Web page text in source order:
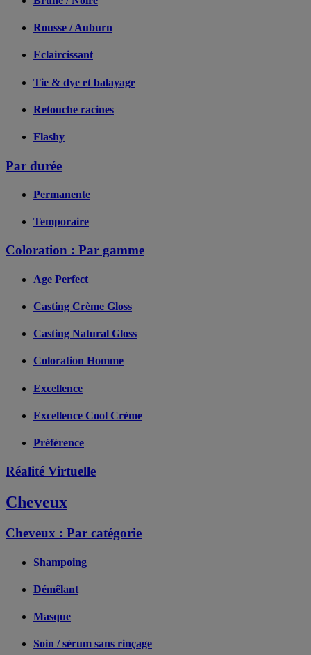
Rousse / Auburn
Eclaircissant
Tie & dye et balayage
Retouche racines
Flashy
Par durée
Permanente
Temporaire
Coloration : Par gamme
Age Perfect
Casting Crème Gloss
Casting Natural Gloss
Coloration Homme
Excellence
Excellence Cool Crème
Préférence
Réalité Virtuelle
Cheveux
Cheveux : Par catégorie
Shampoing
Démêlant
Masque
Soin / sérum sans rinçage